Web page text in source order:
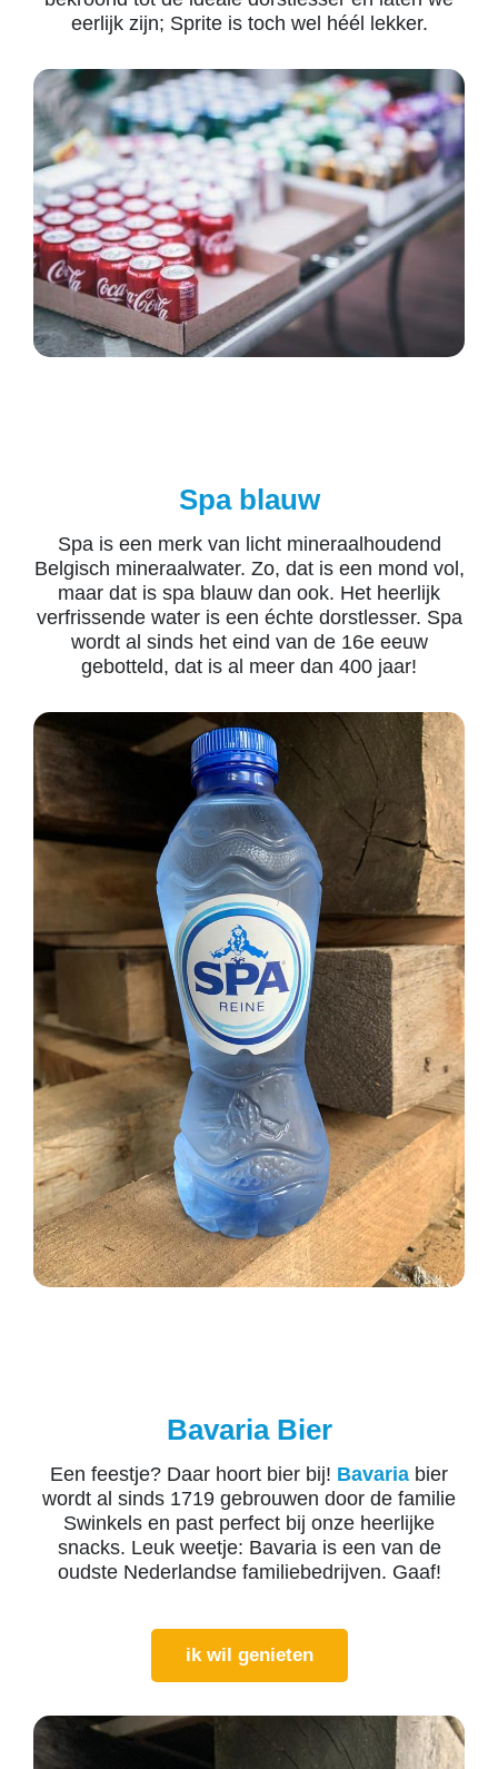
eerlijk zijn; Sprite is toch wel héél lekker.
Spa blauw
Spa is een merk van licht mineraalhoudend
Belgisch mineraalwater. Zo, dat is een mond vol,
maar dat is spa blauw dan ook. Het heerlijk
verfrissende water is een échte dorstlesser. Spa
wordt al sinds het eind van de 16e eeuw
gebotteld, dat is al meer dan 400 jaar!
Bavaria Bier
Een feestje? Daar hoort bier bij! Bavaria bier
wordt al sinds 1719 gebrouwen door de familie
Swinkels en past perfect bij onze heerlijke
snacks. Leuk weetje: Bavaria is een van de
oudste Nederlandse familiebedrijven. Gaaf!
ik wil genieten